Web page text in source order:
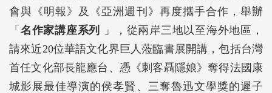
會與《明報》及《亞洲週刊》再度攜手合作，舉辦
「 名作家講座系列
」，從兩岸三地以至海外地區，
請來近20位華語文化界巨人蒞臨書展開講，包括台灣
首任文化部長龍應台、憑《刺客聶隱娘》奪得法國康
城影展最佳導演的侯孝賢、三奪魯迅文學獎的遲子